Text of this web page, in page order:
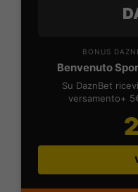
BONUS
Benvenuto
Su DaznBet
versamento+